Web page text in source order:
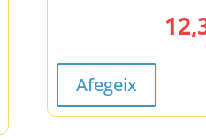
Afegeix